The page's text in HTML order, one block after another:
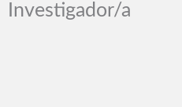
Investigador/a